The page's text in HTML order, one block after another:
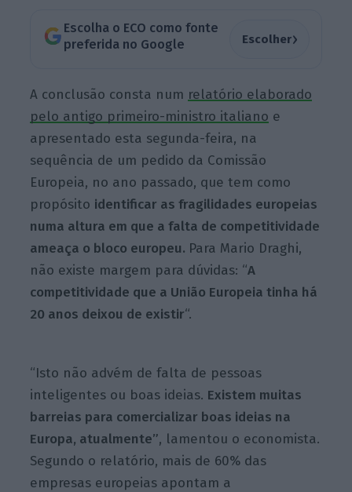
Escolha o ECO como fonte
preferida no Google
Escolher›
A conclusão consta num relatório elaborado
pelo antigo primeiro-ministro italiano e
apresentado esta segunda-feira, na
sequência de um pedido da Comissão
Europeia, no ano passado, que tem como
propósito identificar as fragilidades europeias
numa altura em que a falta de competitividade
ameaça o bloco europeu. Para Mario Draghi,
não existe margem para dúvidas: “A
competitividade que a União Europeia tinha há
20 anos deixou de existir“.
“Isto não advém de falta de pessoas
inteligentes ou boas ideias. Existem muitas
barreias para comercializar boas ideias na
Europa, atualmente”, lamentou o economista.
Segundo o relatório, mais de 60% das
empresas europeias apontam a